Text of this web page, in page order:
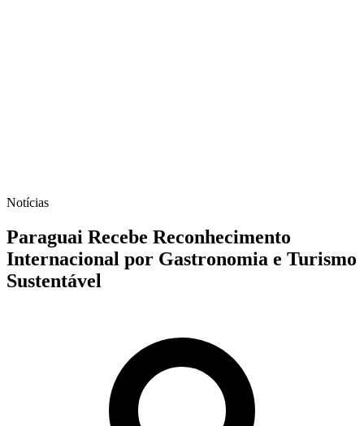
Notícias
Paraguai Recebe Reconhecimento
Internacional por Gastronomia e Turismo
Sustentável